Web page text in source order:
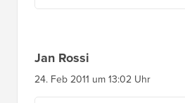
Jan Rossi
24. Feb 2011 um 13:02 Uhr